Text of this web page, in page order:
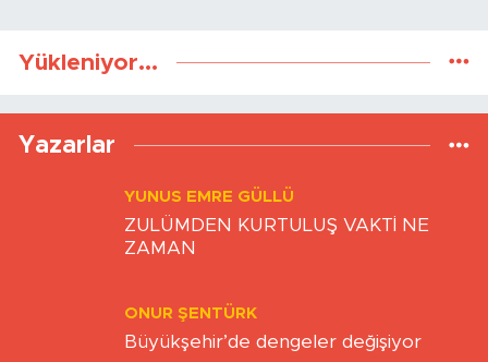
Yükleniyor...
Yazarlar
YUNUS EMRE GÜLLÜ
ZULÜMDEN KURTULUŞ VAKTİ NE
ZAMAN
ONUR ŞENTÜRK
Büyükşehir’de dengeler değişiyor